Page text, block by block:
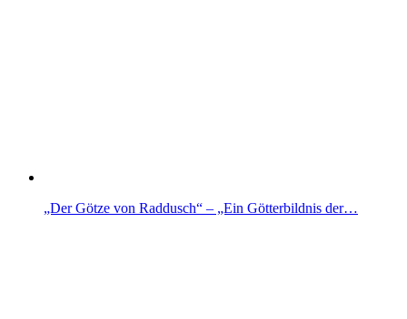
„Der Götze von Raddusch“ – „Ein Götterbildnis der…